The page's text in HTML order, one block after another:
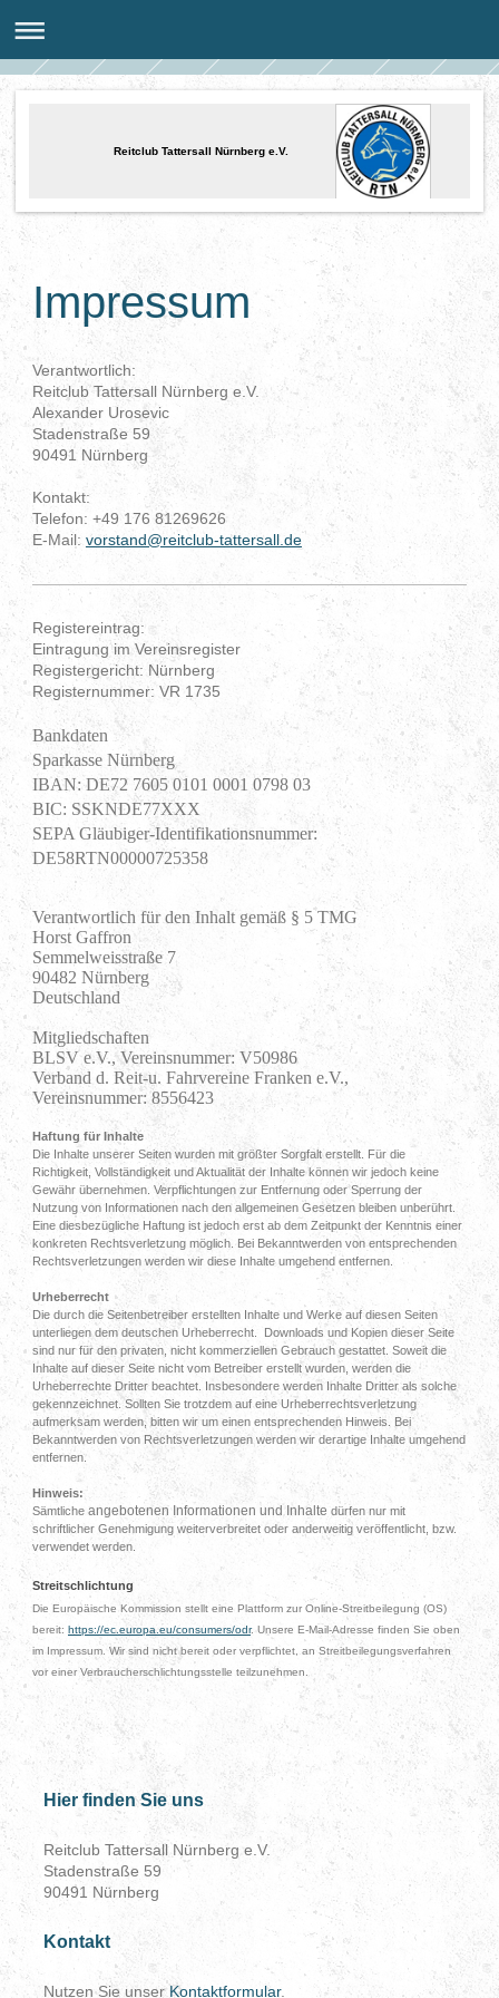
Reitclub Tattersall Nürnberg e.V.
Impressum
Verantwortlich:
Reitclub Tattersall Nürnberg e.V.
Alexander Urosevic
Stadenstraße 59
90491 Nürnberg
Kontakt:
Telefon: +49 176 81269626
E-Mail: vorstand@reitclub-tattersall.de
Registereintrag:
Eintragung im Vereinsregister
Registergericht: Nürnberg
Registernummer: VR 1735
Bankdaten
Sparkasse Nürnberg
IBAN: DE72 7605 0101 0001 0798 03
BIC: SSKNDE77XXX
SEPA Gläubiger-Identifikationsnummer:
DE58RTN00000725358
Verantwortlich für den Inhalt gemäß § 5 TMG
Horst Gaffron
Semmelweisstraße 7
90482 Nürnberg
Deutschland
Mitgliedschaften
BLSV e.V., Vereinsnummer: V50986
Verband d. Reit-u. Fahrvereine Franken e.V.,
Vereinsnummer: 8556423
Haftung für Inhalte
Die Inhalte unserer Seiten wurden mit größter Sorgfalt erstellt. Für die
Richtigkeit, Vollständigkeit und Aktualität der Inhalte können wir jedoch keine
Gewähr übernehmen. Verpflichtungen zur Entfernung oder Sperrung der
Nutzung von Informationen nach den allgemeinen Gesetzen bleiben unberührt.
Eine diesbezügliche Haftung ist jedoch erst ab dem Zeitpunkt der Kenntnis einer
konkreten Rechtsverletzung möglich. Bei Bekanntwerden von entsprechenden
Rechtsverletzungen werden wir diese Inhalte umgehend entfernen.
Urheberrecht
Die durch die Seitenbetreiber erstellten Inhalte und Werke auf diesen Seiten
unterliegen dem deutschen Urheberrecht. Downloads und Kopien dieser Seite
sind nur für den privaten, nicht kommerziellen Gebrauch gestattet. Soweit die
Inhalte auf dieser Seite nicht vom Betreiber erstellt wurden, werden die
Urheberrechte Dritter beachtet. Insbesondere werden Inhalte Dritter als solche
gekennzeichnet. Sollten Sie trotzdem auf eine Urheberrechtsverletzung
aufmerksam werden, bitten wir um einen entsprechenden Hinweis. Bei
Bekanntwerden von Rechtsverletzungen werden wir derartige Inhalte umgehend
entfernen.
Hinweis:
Sämtliche angebotenen Informationen und Inhalte dürfen nur mit
schriftlicher Genehmigung weiterverbreitet oder anderweitig veröffentlicht, bzw.
verwendet werden.
Streitschlichtung
Die Europäische Kommission stellt eine Plattform zur Online-Streitbeilegung (OS)
bereit: https://ec.europa.eu/consumers/odr. Unsere E-Mail-Adresse finden Sie oben
im Impressum. Wir sind nicht bereit oder verpflichtet, an Streitbeilegungsverfahren
vor einer Verbraucherschlichtungsstelle teilzunehmen.
Hier finden Sie uns
Reitclub Tattersall Nürnberg e.V.
Stadenstraße 59
90491 Nürnberg
Kontakt
Nutzen Sie unserKontaktformular.